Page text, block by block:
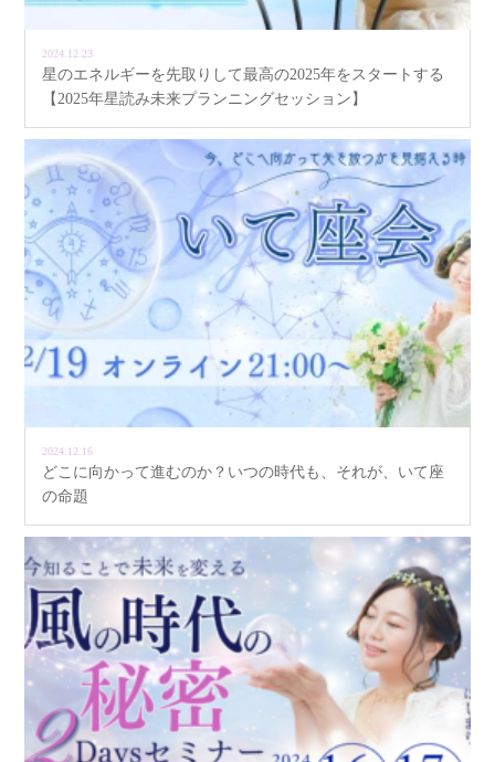
2024.12.23
星のエネルギーを先取りして最高の2025年をスタートする
【2025年星読み未来プランニングセッション】
2024.12.16
どこに向かって進むのか？いつの時代も、それが、いて座
の命題